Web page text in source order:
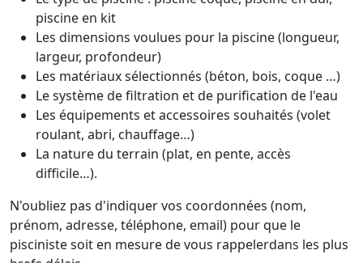
piscine en kit
Les dimensions voulues pour la piscine (longueur,
largeur, profondeur)
Les matériaux sélectionnés (béton, bois, coque …)
Le système de filtration et de purification de l'eau
Les équipements et accessoires souhaités (volet
roulant, abri, chauffage…)
La nature du terrain (plat, en pente, accès
difficile…).
N'oubliez pas d'indiquer vos coordonnées (nom,
prénom, adresse, téléphone, email) pour que le
pisciniste soit en mesure de vous rappelerdans les plus